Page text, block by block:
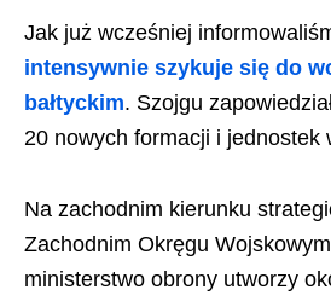
Jak już wcześniej
intensywnie szykuje się do
bałtyckim. Szojgu
20 nowych formacji i jednostek
Na zachodnim kierunku
Zachodnim Okręgu
ministerstwo obrony utworzy